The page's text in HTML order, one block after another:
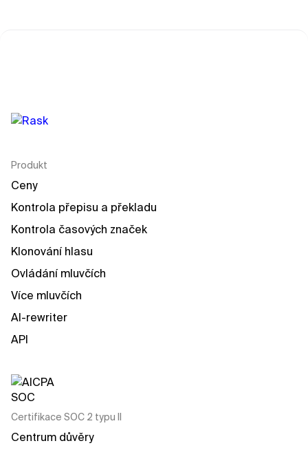
Produkt
Ceny
Kontrola přepisu a překladu
Kontrola časových značek
Klonování hlasu
Ovládání mluvčích
Více mluvčích
AI-rewriter
API
Certifikace SOC 2 typu II
Centrum důvěry